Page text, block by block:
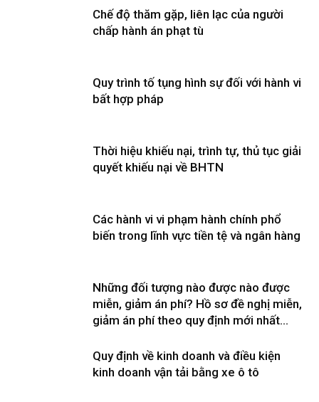
Chế độ thăm gặp, liên lạc của người
chấp hành án phạt tù
Quy trình tố tụng hình sự đối với hành vi
bất hợp pháp
Thời hiệu khiếu nại, trình tự, thủ tục giải
quyết khiếu nại về BHTN
Các hành vi vi phạm hành chính phổ
biến trong lĩnh vực tiền tệ và ngân hàng
Những đối tượng nào được nào được
miễn, giảm án phí? Hồ sơ đề nghị miễn,
giảm án phí theo quy định mới nhất...
Quy định về kinh doanh và điều kiện
kinh doanh vận tải bằng xe ô tô